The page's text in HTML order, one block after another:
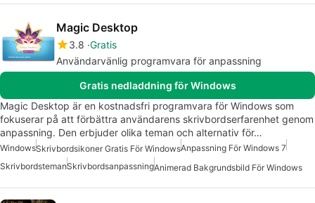
Magic Desktop
3.8 Gratis
Användarvänlig programvara för anpassning
Gratis nedladdning för Windows
Magic Desktop är en kostnadsfri programvara för Windows som
fokuserar på att förbättra användarens skrivbordserfarenhet genom
anpassning. Den erbjuder olika teman och alternativ för…
WindowsSkrivbordsikoner Gratis För WindowsAnpassning För Windows 7
SkrivbordstemanSkrivbordsanpassningAnimerad Bakgrundsbild För Windows